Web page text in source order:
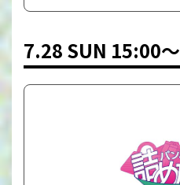
7.28 SUN 15:00〜